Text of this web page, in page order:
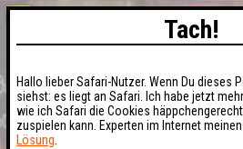
Tach!
Hallo lieber Safari-Nutzer. Wenn Du dieses
siehst: es liegt an Safari. Ich habe jetzt
wie ich Safari die Cookies
zuspielen kann. Experten im Internet
Lösung